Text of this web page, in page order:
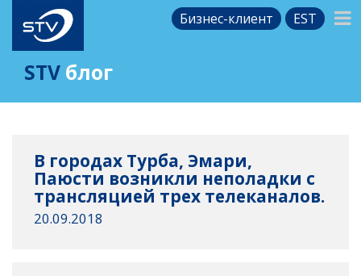
Бизнес-клиент EST
STV блог
В городах Турба, Эмари,
Паюсти возникли неполадки с
трансляцией трех телеканалов.
20.09.2018